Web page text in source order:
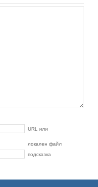
URL или
локален файл
подсказка